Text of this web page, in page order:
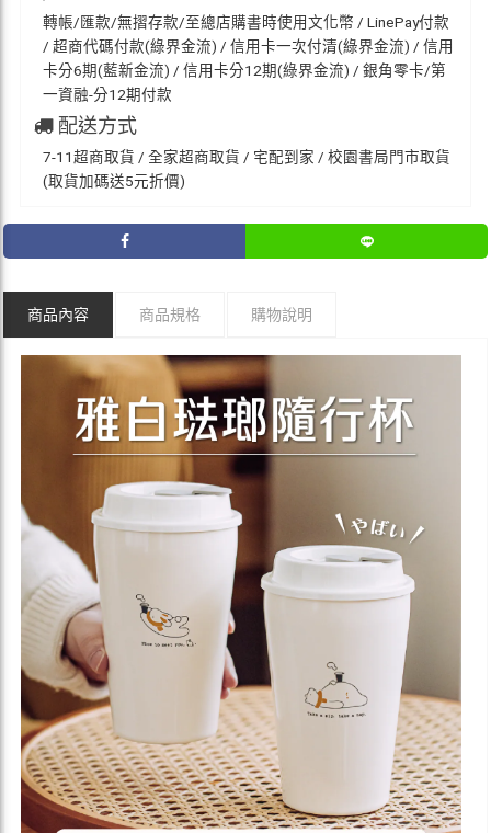
轉帳/匯款/無摺存款/至總店購書時使用文化幣 / LinePay付款
/ 超商代碼付款(綠界金流) / 信用卡一次付清(綠界金流) / 信用
卡分6期(藍新金流) / 信用卡分12期(綠界金流) / 銀角零卡/第
一資融-分12期付款
配送方式
7-11超商取貨 / 全家超商取貨 / 宅配到家 / 校園書局門市取貨
(取貨加碼送5元折價)
商品內容 商品規格 購物說明